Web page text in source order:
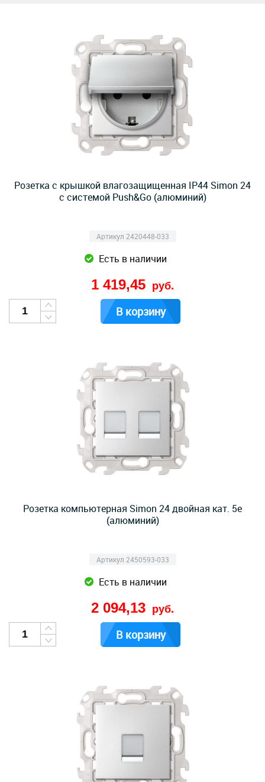
Розетка с крышкой влагозащищенная IP44 Simon 24
с системой Push&Go (алюминий)
Артикул 2420448-033
Есть в наличии
1 419,45 руб.
В корзину
Розетка компьютерная Simon 24 двойная кат. 5e
(алюминий)
Артикул 2450593-033
Есть в наличии
2 094,13 руб.
В корзину